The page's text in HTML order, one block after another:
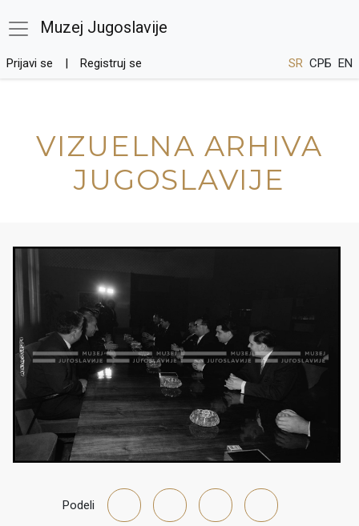
Muzej Jugoslavije
Prijavi se Registruj se SR СРБ EN
VIZUELNA ARHIVA
JUGOSLAVIJE
Podeli